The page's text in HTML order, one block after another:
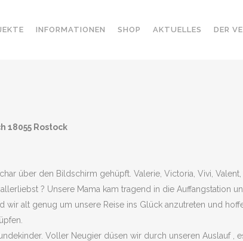
INFORMATIONEN SHOP AKTUELLES DER
18055 Rostock
über den Bildschirm gehüpft. Valerie, Victoria, Vivi, Valent,
? Unsere Mama kam tragend in die Auffangstation
wir alt genug um unsere Reise ins Glück anzutreten und
Voller Neugier düsen wir durch unseren Auslauf ,